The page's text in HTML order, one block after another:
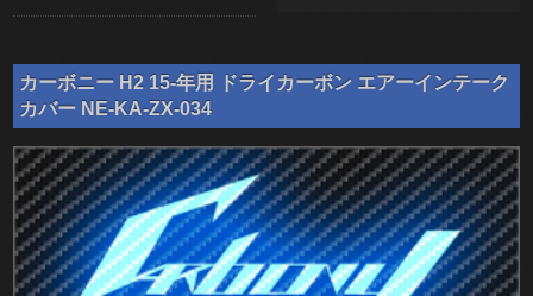
カーボニー H2 15-年用 ドライカーボン エアーインテーク
カバー NE-KA-ZX-034